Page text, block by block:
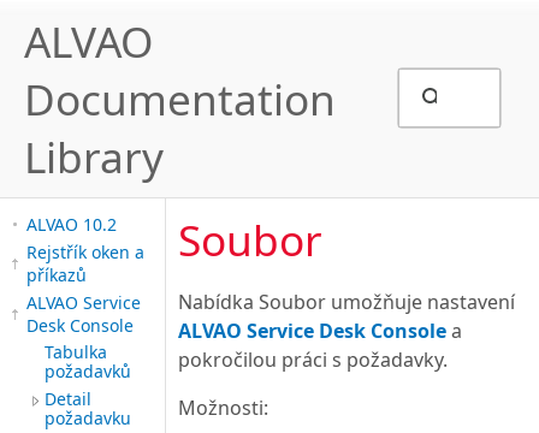
ALVAO
Documentation
Library
ALVAO 10.2
Rejstřík oken a
příkazů
ALVAO Service
Desk Console
Tabulka
požadavků
Detail
požadavku
Soubor
Nabídka Soubor umožňuje nastavení
ALVAO Service Desk Consolea
pokročilou práci s požadavky.
Možnosti: